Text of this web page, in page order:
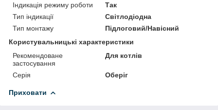
Індикація режиму роботи
Так
Тип індикації
Світлодіодна
Тип монтажу
Підлоговий/Навісний
Користувальницькі характеристики
Рекомендоване
застосування
Для котлів
Серія Оберіг
Приховати